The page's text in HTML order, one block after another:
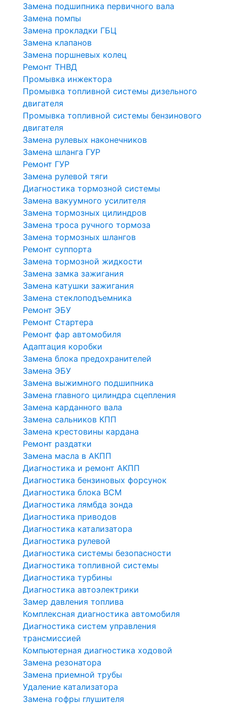
Замена подшипника первичного вала
Замена помпы
Замена прокладки ГБЦ
Замена клапанов
Замена поршневых колец
Ремонт ТНВД
Промывка инжектора
Промывка топливной системы дизельного
двигателя
Промывка топливной системы бензинового
двигателя
Замена рулевых наконечников
Замена шланга ГУР
Ремонт ГУР
Замена рулевой тяги
Диагностика тормозной системы
Замена вакуумного усилителя
Замена тормозных цилиндров
Замена троса ручного тормоза
Замена тормозных шлангов
Ремонт суппорта
Замена тормозной жидкости
Замена замка зажигания
Замена катушки зажигания
Замена стеклоподъемника
Ремонт ЭБУ
Ремонт Стартера
Ремонт фар автомобиля
Адаптация коробки
Замена блока предохранителей
Замена ЭБУ
Замена выжимного подшипника
Замена главного цилиндра сцепления
Замена карданного вала
Замена сальников КПП
Замена крестовины кардана
Ремонт раздатки
Замена масла в АКПП
Диагностика и ремонт АКПП
Диагностика бензиновых форсунок
Диагностика блока BCM
Диагностика лямбда зонда
Диагностика приводов
Диагностика катализатора
Диагностика рулевой
Диагностика системы безопасности
Диагностика топливной системы
Диагностика турбины
Диагностика автоэлектрики
Замер давления топлива
Комплексная диагностика автомобиля
Диагностика систем управления
трансмиссией
Компьютерная диагностика ходовой
Замена резонатора
Замена приемной трубы
Удаление катализатора
Замена гофры глушителя